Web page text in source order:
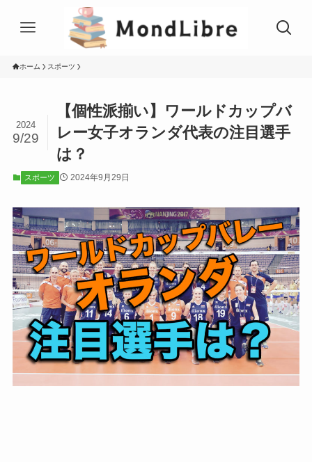
ホーム スポーツ
【個性派揃い】ワールドカップバ
レー女子オランダ代表の注目選手
は？
2024
9/29
スポーツ 2024年9月29日